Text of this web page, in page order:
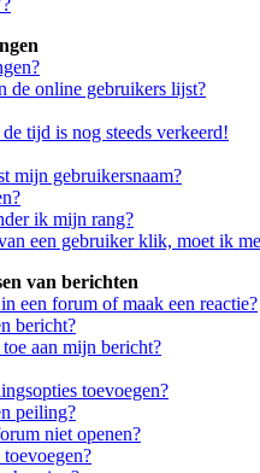
de online gebruikers lijst?
tijd is nog steeds verkeerd!
mijn gebruikersnaam?
ik mijn rang?
een gebruiker klik, moet ik
van berichten
een forum of maak een reactie?
bericht?
aan mijn bericht?
toevoegen?
peiling?
niet openen?